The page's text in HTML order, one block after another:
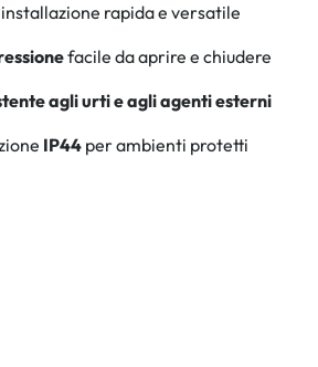
rapida e versatile
facile da aprire e chiudere
agli urti e agli agenti esterni
IP44 per ambienti protetti